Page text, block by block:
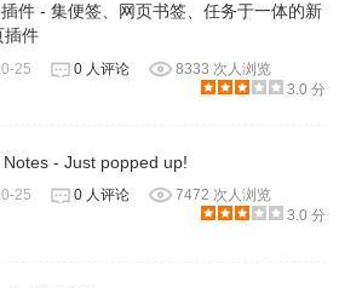
件 - 集便签、网页书签、任务于一体的新
插件
25 0 人评论
8333 次人浏览
3.0 分
Notes - Just popped up!
25 0 人评论
7472 次人浏览
3.0 分